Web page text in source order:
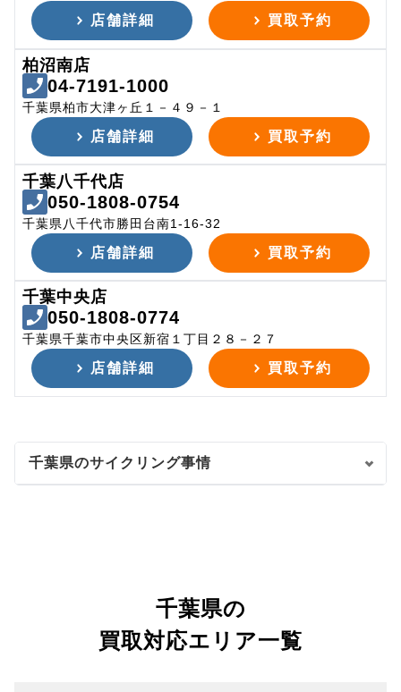
店舗詳細 買取予約
柏沼南店
04-7191-1000
千葉県柏市大津ヶ丘１－４９－１
店舗詳細 買取予約
千葉八千代店
050-1808-0754
千葉県八千代市勝田台南1-16-32
店舗詳細 買取予約
千葉中央店
050-1808-0774
千葉県千葉市中央区新宿１丁目２８－２７
店舗詳細 買取予約
千葉県のサイクリング事情
千葉県の
買取対応エリア一覧